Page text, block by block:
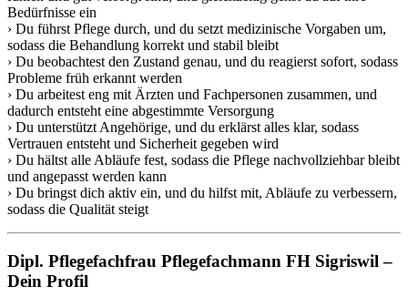
Bedürfnisse ein
› Du führst Pflege durch, und du setzt medizinische Vorgaben um,
sodass die Behandlung korrekt und stabil bleibt
› Du beobachtest den Zustand genau, und du reagierst sofort, sodass
Probleme früh erkannt werden
› Du arbeitest eng mit Ärzten und Fachpersonen zusammen, und
dadurch entsteht eine abgestimmte Versorgung
› Du unterstützt Angehörige, und du erklärst alles klar, sodass
Vertrauen entsteht und Sicherheit gegeben wird
› Du hältst alle Abläufe fest, sodass die Pflege nachvollziehbar bleibt
und angepasst werden kann
› Du bringst dich aktiv ein, und du hilfst mit, Abläufe zu verbessern,
sodass die Qualität steigt
Dipl. Pflegefachfrau Pflegefachmann FH Sigriswil –
Dein Profil